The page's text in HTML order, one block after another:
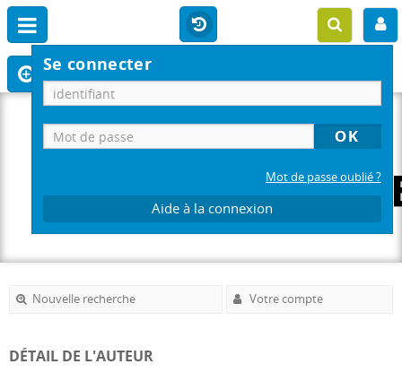
Se connecter
Mot de passe oublié ?
Aide à la connexion
Nouvelle recherche Votre compte
DÉTAIL DE L'AUTEUR